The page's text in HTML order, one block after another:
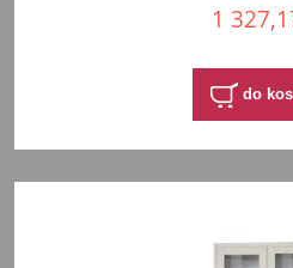
1
do